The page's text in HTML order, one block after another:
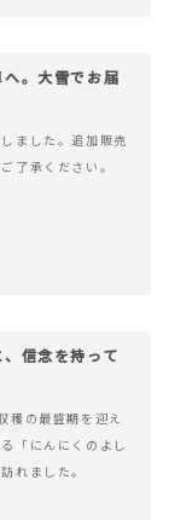
へ。大雪でお届
ました。追加販売
了承ください。
信念を持って
穫の最盛期を迎え
「にんにくのよし
れました。